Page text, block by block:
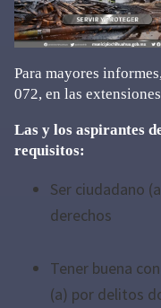
Para mayores
072, en las
Las y los aspirantes
requisitos:
Ser ciudadano
derechos
Tener buena
(a) por delitos